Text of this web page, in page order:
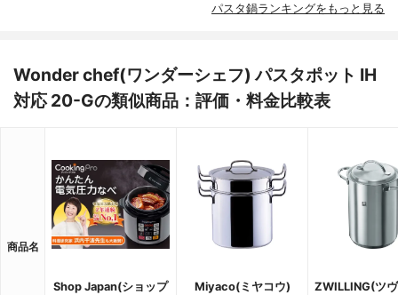
パスタ鍋ランキングをもっと見る
Wonder chef(ワンダーシェフ) パスタポット IH
対応 20-Gの類似商品：評価・料金比較表
商品名
Shop Japan(ショップ
Miyaco(ミヤコウ)
ZWILLING(ツ